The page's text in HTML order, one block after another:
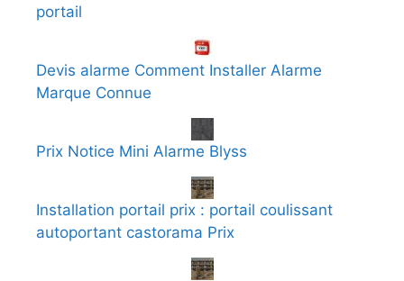
portail
Devis alarme Comment Installer Alarme
Marque Connue
Prix Notice Mini Alarme Blyss
Installation portail prix : portail coulissant
autoportant castorama Prix